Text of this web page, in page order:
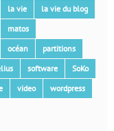
la vie
la vie du blog
matos
océan
partitions
software
SoKo
video wordpress